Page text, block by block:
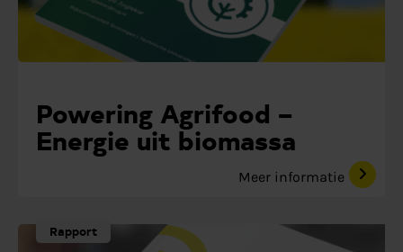
Powering Agrifood –
Energie uit biomassa
Meer informatie
Rapport